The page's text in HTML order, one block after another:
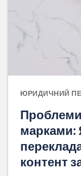
ЮРИДИЧНИЙ
марками:
контент